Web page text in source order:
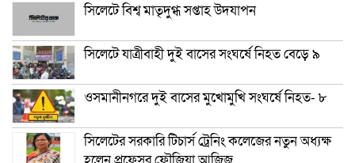
সিলেটে বিশ্ব মাতৃদুগ্ধ সপ্তাহ উদযাপন
সিলেটে যাত্রীবাহী দুই বাসের সংঘর্ষে নিহত বেড়ে ৯
ওসমানীনগরে দুই বাসের মুখোমুখি সংঘর্ষে নিহত- ৮
সিলেটের সরকারি টিচার্স ট্রেনিং কলেজের নতুন অধ্যক্ষ